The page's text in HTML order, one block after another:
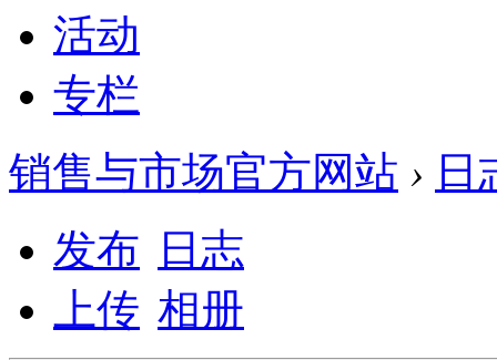
活动
专栏
销售与市场官方网站 › 日
发布
日志
上传 相册